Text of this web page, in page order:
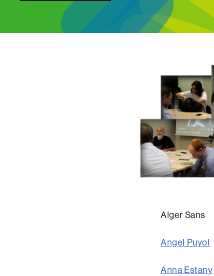
Alger Sans
Angel Puyol
Anna Estany